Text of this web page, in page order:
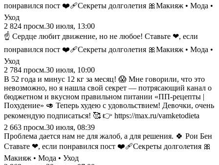
понравился пост ❤️‍🩹Секреты долголетия 🎀Макияж • Мода •
Уход
2 824 просм.30 июля, 13:00
☝️ Сердце любит движение, но не любое! Ставьте ❤, если
понравился пост ❤️‍🩹Секреты долголетия 🎀Макияж • Мода •
Уход
2 784 просм.30 июля, 10:00
В 52 года и минус 12 кг за месяц! 😱 Мне говорили, что это
невозможно, но я нашла свой секрет — потрясающий канал о
бюджетном и вкусном правильном питании «ПП-рецепты |
Похудение» 🥑 Теперь худею с удовольствием! Девочки, очень
рекомендую подписаться! 🥰 👉 https://max.ru/vamketodieta
2 663 просм.30 июля, 08:39
Проблема дается нам не для жалоб, а для решения. 🍀 Рои Бен
Ставьте ❤, если понравился пост ❤️‍🩹Секреты долголетия 🎀
Макияж • Мода • Уход